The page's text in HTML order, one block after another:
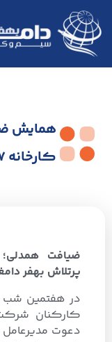
همایش
کارخانه 7 مرداد 1404
ضیافت
پرتلاش بهفر
در هفتمین شب‌
کارکنان
دعوت